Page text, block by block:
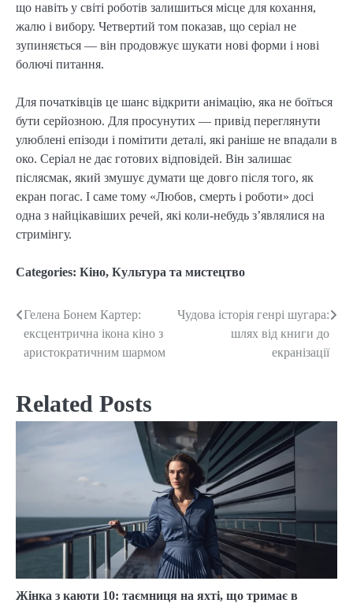
що навіть у світі роботів залишиться місце для кохання,
жалю і вибору. Четвертий том показав, що серіал не
зупиняється — він продовжує шукати нові форми і нові
болючі питання.
Для початківців це шанс відкрити анімацію, яка не боїться
бути серйозною. Для просунутих — привід переглянути
улюблені епізоди і помітити деталі, які раніше не впадали в
око. Серіал не дає готових відповідей. Він залишає
післясмак, який змушує думати ще довго після того, як
екран погас. І саме тому «Любов, смерть і роботи» досі
одна з найцікавіших речей, які коли-небудь з’являлися на
стримінгу.
Categories: Кіно, Культура та мистецтво
Post
navigation
Гелена Бонем Картер:
ексцентрична ікона кіно з
аристократичним шармом
Чудова історія генрі шугара:
шлях від книги до
екранізації
Related Posts
Жінка з каюти 10: таємниця на яхті, що тримає в